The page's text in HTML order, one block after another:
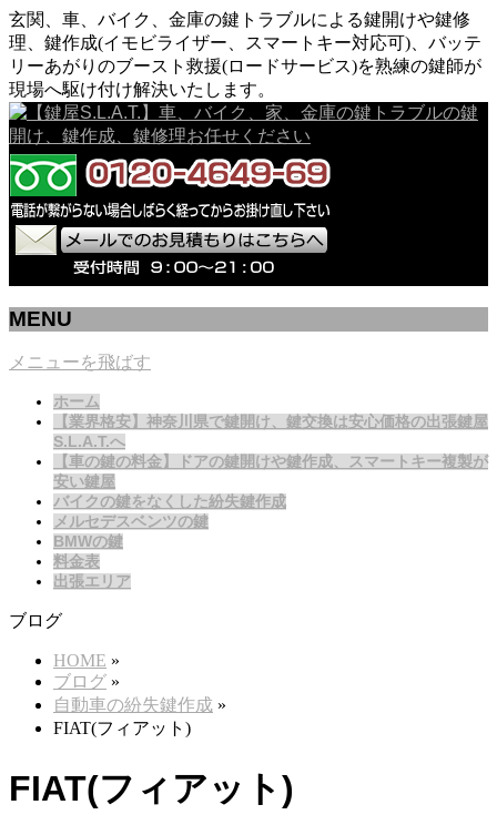
玄関、車、バイク、金庫の鍵トラブルによる鍵開けや鍵修
理、鍵作成(イモビライザー、スマートキー対応可)、バッテ
リーあがりのブースト救援(ロードサービス)を熟練の鍵師が
現場へ駆け付け解決いたします。
MENU
メニューを飛ばす
ホーム
【業界格安】神奈川県で鍵開け、鍵交換は安心価格の出張鍵屋
S.L.A.T.へ
【車の鍵の料金】ドアの鍵開けや鍵作成、スマートキー複製が
安い鍵屋
バイクの鍵をなくした紛失鍵作成
メルセデスベンツの鍵
BMWの鍵
料金表
出張エリア
ブログ
HOME »
ブログ »
自動車の紛失鍵作成 »
FIAT(フィアット)
FIAT(フィアット)